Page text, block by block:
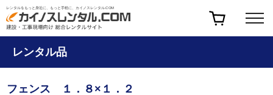
レンタルをもっと身近に、もっと手軽に、カイノスレンタル.COM
レンタル品
フェンス １．８×１．２